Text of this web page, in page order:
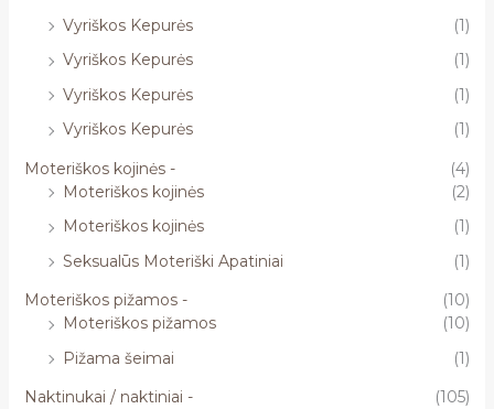
Vyriškos Kepurės
(1)
Vyriškos Kepurės
(1)
Vyriškos Kepurės
(1)
Vyriškos Kepurės
(1)
Moteriškos kojinės -
(4)
Moteriškos kojinės
(2)
Moteriškos kojinės
(1)
Seksualūs Moteriški Apatiniai
(1)
Moteriškos pižamos -
(10)
Moteriškos pižamos
(10)
Pižama šeimai
(1)
Naktinukai / naktiniai -
(105)